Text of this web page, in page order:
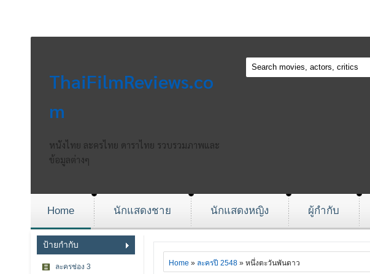
ThaiFilmReviews.co
m
หนังไทย ละครไทย ดาราไทย รวบรวมภาพและ
ข้อมูลต่างๆ
Home นักแสดงชาย นักแสดงหญิง ผู้กำกับ
ป้ายกำกับ
ละครช่อง 3 Home » ละครปี 2548» หนึ่งตะวันพันดาว